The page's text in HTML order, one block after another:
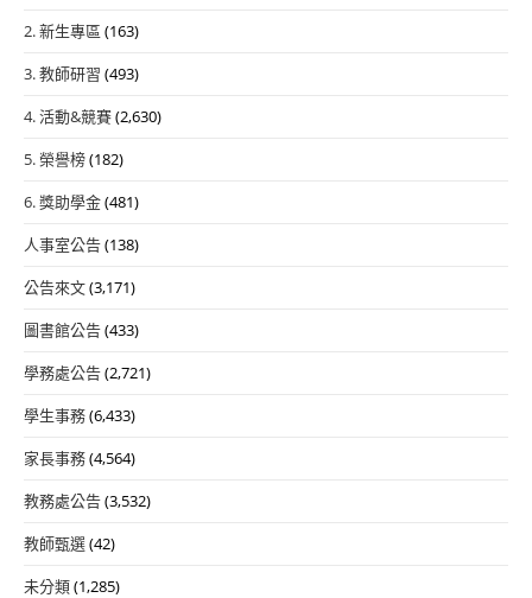
2. 新生專區 (163)
3. 教師研習 (493)
4. 活動&競賽(2,630)
5. 榮譽榜(182)
6. 獎助學金(481)
人事室公告(138)
公告來文(3,171)
圖書館公告(433)
學務處公告(2,721)
學生事務(6,433)
家長事務(4,564)
教務處公告(3,532)
教師甄選(42)
未分類(1,285)